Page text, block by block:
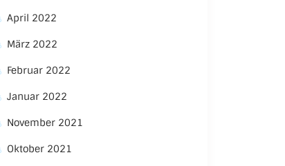
April 2022
März 2022
Februar 2022
Januar 2022
November 2021
Oktober 2021